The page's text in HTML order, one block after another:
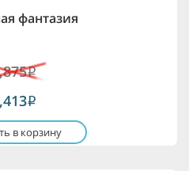
фантазия
i
i
в корзину